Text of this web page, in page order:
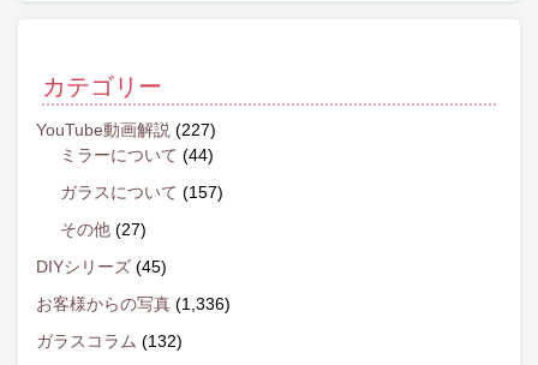
カテゴリー
YouTube動画解説 (227)
ミラーについて (44)
ガラスについて (157)
その他 (27)
DIYシリーズ (45)
お客様からの写真 (1,336)
ガラスコラム (132)